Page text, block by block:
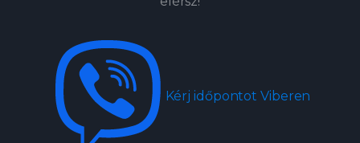
Kérj időpontot Viberen